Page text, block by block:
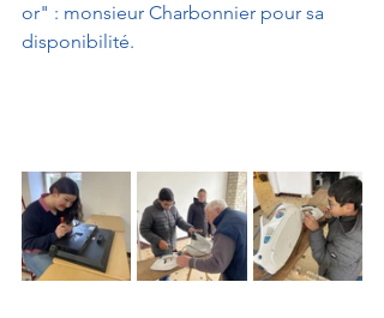
or" : monsieur Charbonnier pour sa
disponibilité.